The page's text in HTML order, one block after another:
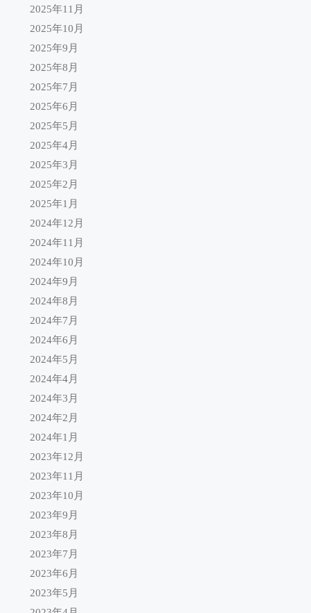
2025年11月
2025年10月
2025年9月
2025年8月
2025年7月
2025年6月
2025年5月
2025年4月
2025年3月
2025年2月
2025年1月
2024年12月
2024年11月
2024年10月
2024年9月
2024年8月
2024年7月
2024年6月
2024年5月
2024年4月
2024年3月
2024年2月
2024年1月
2023年12月
2023年11月
2023年10月
2023年9月
2023年8月
2023年7月
2023年6月
2023年5月